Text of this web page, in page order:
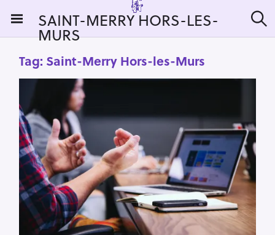
i
SAINT-MERRY HORS-LES-
MURS e
Tag: Saint-Merry Hors-les-Murs